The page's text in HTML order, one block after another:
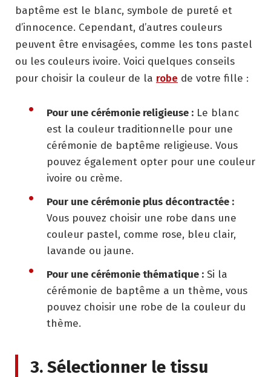
baptême est le blanc, symbole de pureté et
d’innocence. Cependant, d’autres couleurs
peuvent être envisagées, comme les tons pastel
ou les couleurs ivoire. Voici quelques conseils
pour choisir la couleur de la robe de votre fille :
Pour une cérémonie religieuse : Le blanc
est la couleur traditionnelle pour une
cérémonie de baptême religieuse. Vous
pouvez également opter pour une couleur
ivoire ou crème.
Pour une cérémonie plus décontractée :
Vous pouvez choisir une robe dans une
couleur pastel, comme rose, bleu clair,
lavande ou jaune.
Pour une cérémonie thématique : Si la
cérémonie de baptême a un thème, vous
pouvez choisir une robe de la couleur du
thème.
3. Sélectionner le tissu